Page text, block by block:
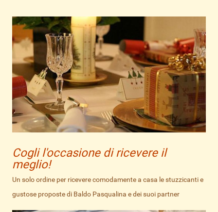
Cogli l'occasione di ricevere il
meglio!
Un solo ordine per ricevere comodamente a casa le stuzzicanti e
gustose proposte di Baldo Pasqualina e dei suoi partner